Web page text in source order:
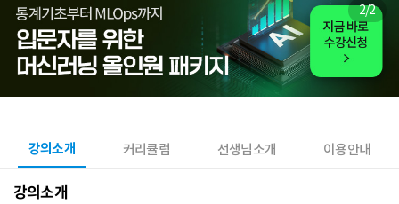
1/2
강의소개 커리큘럼 선생님소개 이용안내
강의소개